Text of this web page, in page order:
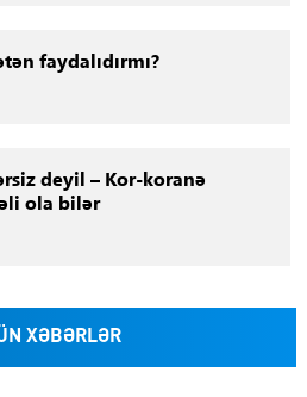
faydalıdırmı?
deyil – Kor-koranə
ola bilər
XƏBƏRLƏR